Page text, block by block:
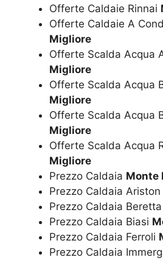
Offerte Caldaie Rinnai
Offerte Caldaie A
Migliore
Offerte Scalda Acqua
Migliore
Offerte Scalda Acqua
Migliore
Offerte Scalda Acqua
Migliore
Offerte Scalda Acqua
Migliore
Prezzo Caldaia Monte
Prezzo Caldaia Ariston
Prezzo Caldaia Beretta
Prezzo Caldaia Biasi
Prezzo Caldaia Ferroli
Prezzo Caldaia